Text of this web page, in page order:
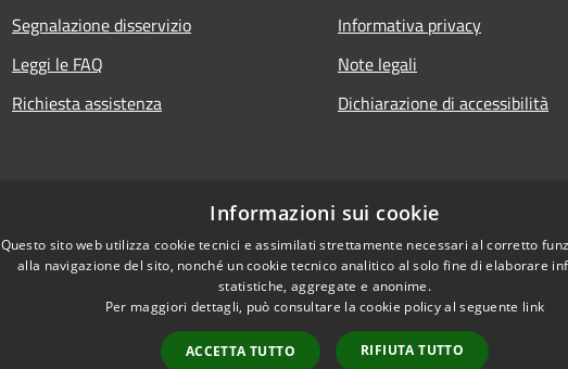
Segnalazione disservizio
Leggi le FAQ
Richiesta assistenza
Informativa privacy
Note legali
Dichiarazione di accessibilità
Copyright © 2026 •
Informazioni sui cookie
Questo sito web utilizza cookie tecnici e assimilati strettamente necessari al corretto
alla navigazione del sito, nonché un cookie tecnico analitico al solo fine di elaborare
statistiche, aggregate e anonime.
Per maggiori dettagli, può consultare la cookie policy al seguente link
ACCETTA TUTTO RIFIUTA TUTTO